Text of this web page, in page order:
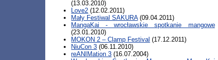
(13.03.2010)
Love2 (12.02.2011)
Mały Festiwal SAKURA(09.04.2011)
MangaKai - wrocławskie spotkanie mangowe
(23.01.2010)
MOKON 2 – Clamp Festival (17.12.2011)
NiuCon 3 (06.11.2010)
reANIMation 3 (16.07.2004)